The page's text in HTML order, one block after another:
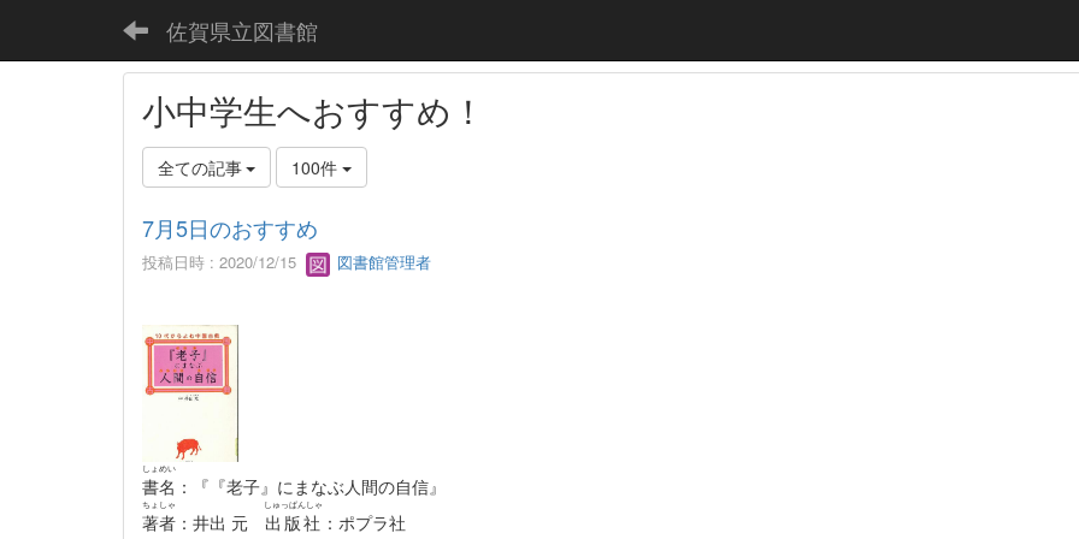
佐賀県立図書館
小中学生へおすすめ！
全ての記事 100件
7月5日のおすすめ
投稿日時 : 2020/12/15 図書館管理者
書名
しょめい
：『『老子』にまなぶ人間の自信』
著者
ちょしゃ
：井出 元 出版社
しゅっぱんしゃ
：ポプラ社